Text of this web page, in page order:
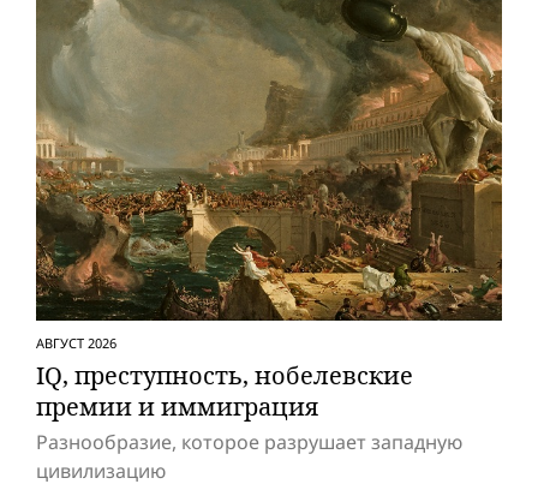
АВГУСТ 2026
IQ, преступность, нобелевские
премии и иммиграция
Разнообразие, которое разрушает западную
цивилизацию